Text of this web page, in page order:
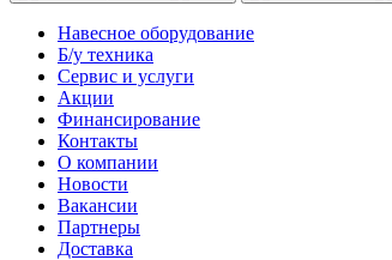
Навесное оборудование
Б/у техника
Сервис и услуги
Акции
Финансирование
Контакты
О компании
Новости
Вакансии
Партнеры
Доставка